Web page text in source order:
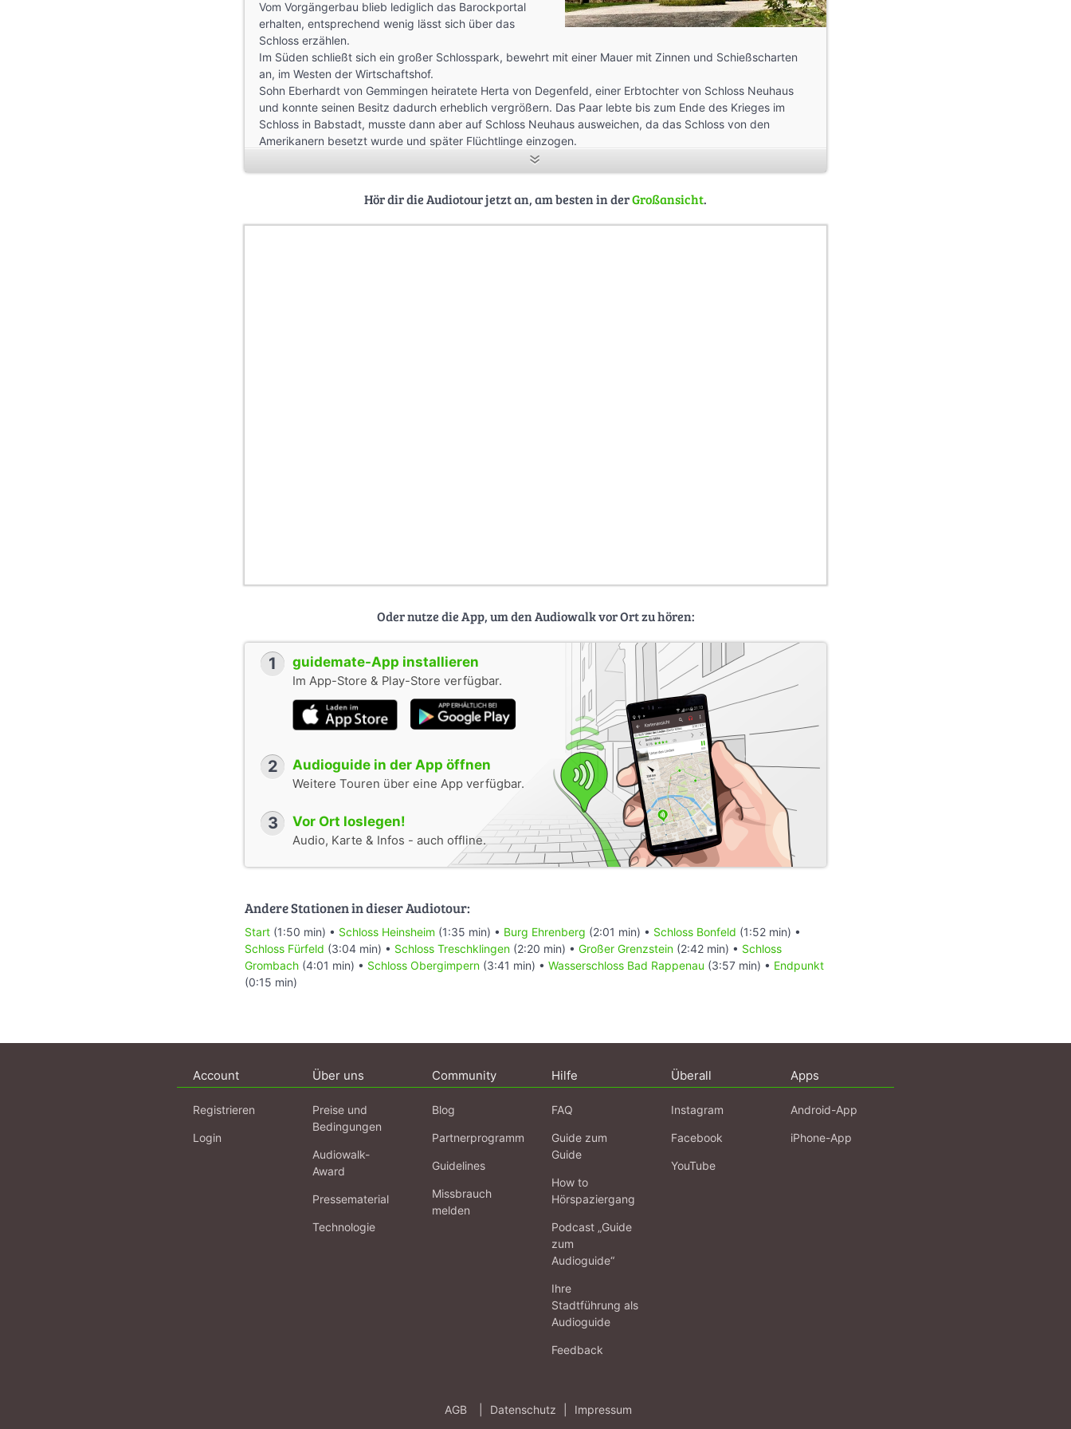
Vom Vorgängerbau blieb lediglich das Barockportal
erhalten, entsprechend wenig lässt sich über das
Schloss erzählen.
Im Süden schließt sich ein großer Schlosspark, bewehrt mit einer Mauer mit Zinnen und Schießscharten
an, im Westen der Wirtschaftshof.
Sohn Eberhardt von Gemmingen heiratete Herta von Degenfeld, einer Erbtochter von Schloss Neuhaus
und konnte seinen Besitz dadurch erheblich vergrößern. Das Paar lebte bis zum Ende des Krieges im
Schloss in Babstadt, musste dann aber auf Schloss Neuhaus ausweichen, da das Schloss von den
Amerikanern besetzt wurde und später Flüchtlinge einzogen.
Herta von Degenfeld war eine taffe Persönlichkeit und dem Nationalsozialismus gegenüber kritisch
eingestellt, sie half Kriegsgefangenen und wurde von der Gestapo verhaftet, nachdem sie einen
Das Schloss wurde zur Jahrtausendwende umfassend renoviert und dient heute den Erben des Erbauers
als Wohnsitz.
Hör dir die Audiotour jetzt an, am besten in derGroßansicht.
Oder nutze die App, um den Audiowalk vor Ort zu hören:
1 guidemate-App installieren
Im App-Store & Play-Store verfügbar.
2 Audioguide in der App öffnen
Weitere Touren über eine App verfügbar.
3 Vor Ort loslegen!
Audio, Karte & Infos - auch offline.
Andere Stationen in dieser Audiotour:
Start (1:50 min) • Schloss Heinsheim (1:35 min) • Burg Ehrenberg (2:01 min) • Schloss Bonfeld (1:52 min) •
Schloss Fürfeld (3:04 min) • Schloss Treschklingen (2:20 min) • Großer Grenzstein (2:42 min) • Schloss
Grombach (4:01 min) • Schloss Obergimpern (3:41 min) • Wasserschloss Bad Rappenau (3:57 min) • Endpunkt
(0:15 min)
Account
Registrieren
Login
Über uns
Preise und
Bedingungen
Audiowalk-
Award
Pressematerial
Technologie
Community
Blog
Partnerprogramm
Guidelines
Missbrauch
melden
Hilfe
FAQ
Guide zum
Guide
How to
Hörspaziergang
Podcast „Guide
zum
Audioguide“
Ihre
Stadtführung als
Audioguide
Feedback
Überall
Instagram
Facebook
YouTube
Apps
Android-App
iPhone-App
AGB Datenschutz Impressum